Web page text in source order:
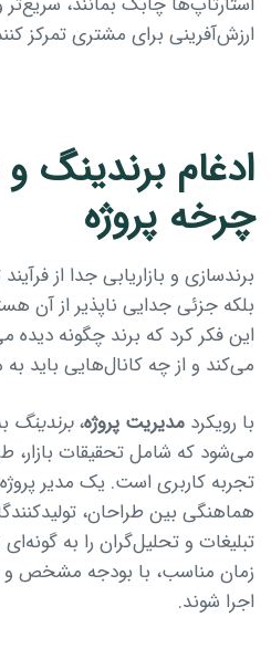
ارزش‌آفرینی برای مشتری تمرکز
ادغام برندینگ و
چرخه پروژه
برندسازی و بازاریابی جدا از
بلکه جزئی جدایی ناپذیر از آن
این فکر کرد که برند چگونه دیده
می‌کند و از چه کانال‌هایی باید
با رویکرد مدیریت پروژه،برندینگ
می‌شود که شامل تحقیقات بازار،
تجربه کاربری است. یک مدیر پروژه
هماهنگی بین طراحان،
تبلیغات و تحلیل‌گران را به
زمان مناسب، با بودجه مشخص و
اجرا شوند.